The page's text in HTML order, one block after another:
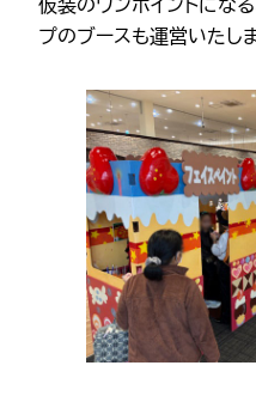
仮装のワンポイントになる
プのブースも運営いたしま